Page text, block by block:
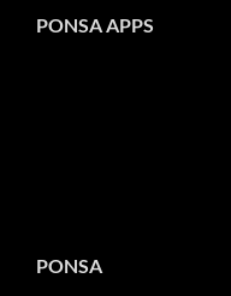
PONSA APPS
PONSA